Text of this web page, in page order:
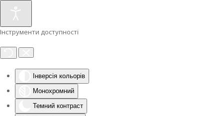
Інструменти доступності
Інверсія кольорів
Монохромний
Темний контраст